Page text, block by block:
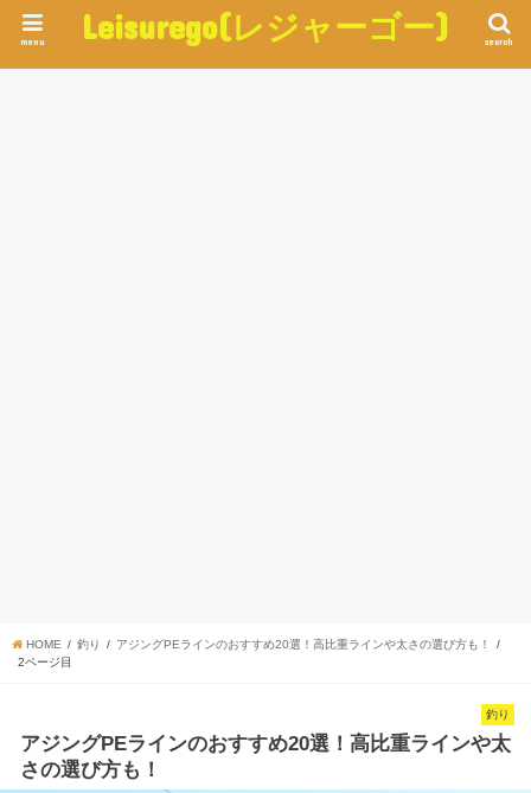
Leisurego(レジャーゴー) search
menu
HOME 釣り
アジングPEラインのおすすめ20選！高比重ラインや太さの選び方も！
2ページ目
釣り
アジングPEラインのおすすめ20選！高比重ラインや太
さの選び方も！